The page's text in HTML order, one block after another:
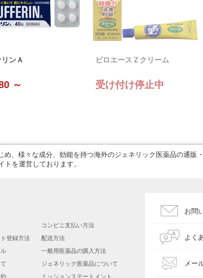
ンＡ
～
ピロエースＺクリーム
受け付け停止中
、様々な成分、効能を持つ海外のジェネリック医薬品の通販
を運営しております。
コンビニ支払い方法
登録方法
配送方法
一般用医薬品の購入方法
ジェネリック医薬品について
ミッションステートメント
お問
よく
メー